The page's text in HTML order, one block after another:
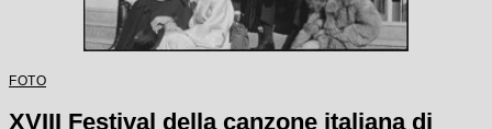
FOTO
XVIII Festival della canzone italiana di